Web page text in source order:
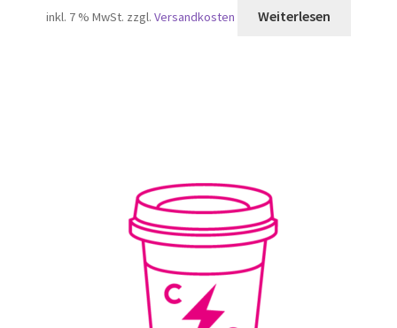
inkl. 7 % MwSt. zzgl.Versandkosten Weiterlesen